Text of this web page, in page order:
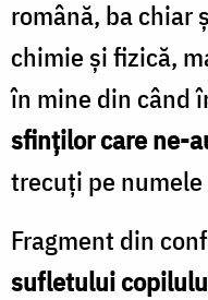
română, ba chiar
chimie și fizică,
în mine din când
sfinților care ne-
trecuți pe
Fragment din
sufletului